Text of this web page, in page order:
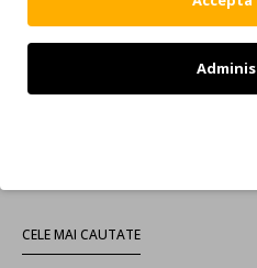
Afişare 1 - 12 din
Haine Si Incaltaminte
Imbracaminte Si
CELE MAI CAUTATE